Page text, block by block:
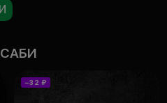
−32 ₽